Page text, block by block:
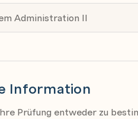
Kennzeichnung
und logische Datenträger
Administration II
Information
Prüfung entweder zu